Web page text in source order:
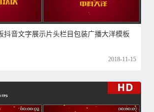
抖音文字展示片头栏目包装广播大洋模板
2018-11-15